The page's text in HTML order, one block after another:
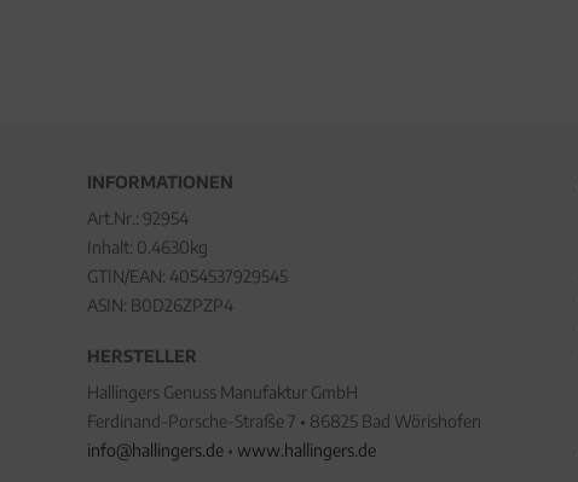
INFORMATIONEN
Art.Nr.: 92954
Inhalt: 0.4630kg
GTIN/EAN: 4054537929545
ASIN: B0D26ZPZP4
HERSTELLER
Hallingers Genuss Manufaktur GmbH
Ferdinand-Porsche-Straße 7 • 86825 Bad Wörishofen
info@hallingers.de • www.hallingers.de